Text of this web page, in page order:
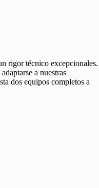
rigor técnico excepcionales.
a nuestras
dos equipos completos a